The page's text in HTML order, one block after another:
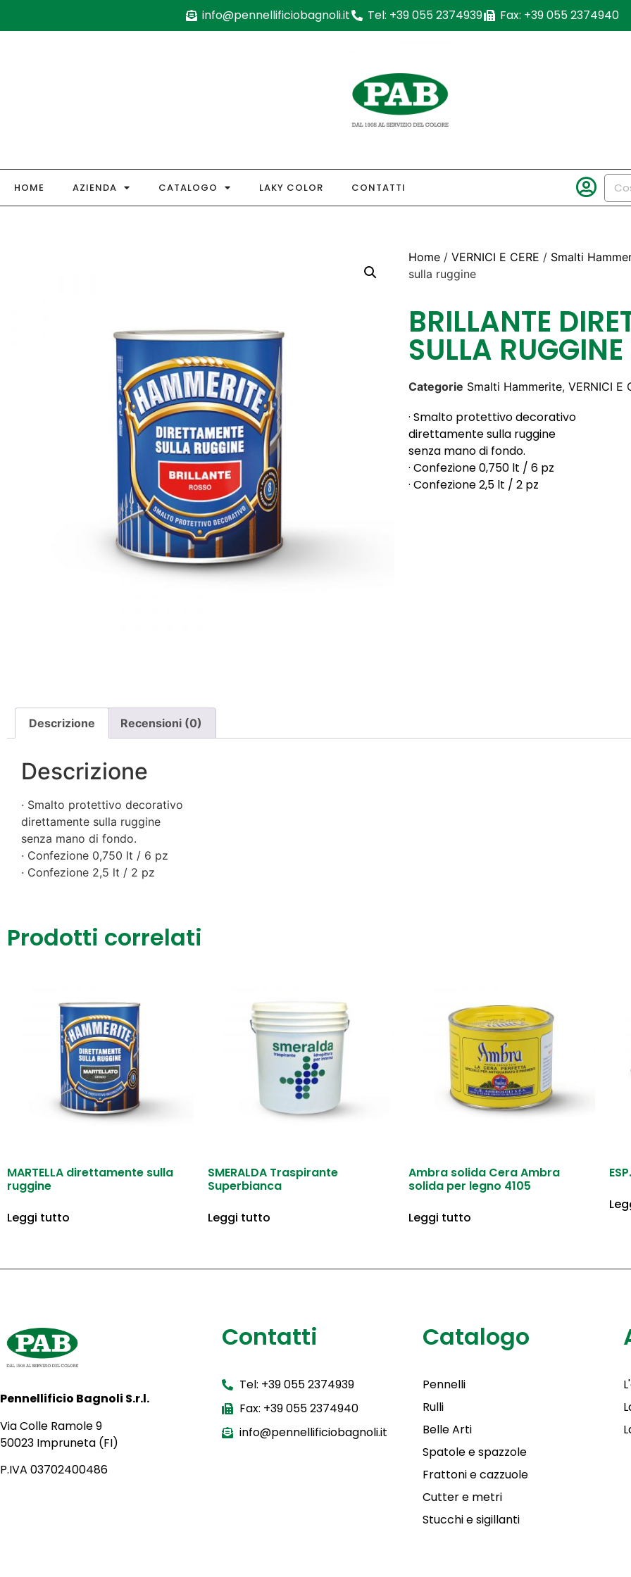
info@pennellificiobagnoli.it Tel: +39 055 2374939 Fax: +39 055 2374940
HOME AZIENDA CATALOGO LAKY COLOR CONTATTI
Home / VERNICI E CERE / Smalti
sulla ruggine
BRILLANTE
SULLA RUGGINE
Categorie Smalti Hammerite, VERNICI E
· Smalto protettivo decorativo
direttamente sulla ruggine
senza mano di fondo.
· Confezione 0,750 lt / 6 pz
· Confezione 2,5 lt / 2 pz
Descrizione Recensioni (0)
Descrizione
· Smalto protettivo decorativo
direttamente sulla ruggine
senza mano di fondo.
· Confezione 0,750 lt / 6 pz
· Confezione 2,5 lt / 2 pz
Prodotti correlati
MARTELLA direttamente sulla
ruggine
Leggi tutto
SMERALDA Traspirante
Superbianca
Leggi tutto
Ambra solida Cera Ambra
solida per legno 4105
Leggi tutto
Pennellificio Bagnoli S.r.l.
Via Colle Ramole 9
50023 Impruneta (FI)
P.IVA 03702400486
Contatti
Tel: +39 055 2374939
Fax: +39 055 2374940
info@pennellificiobagnoli.it
Catalogo
Pennelli
Rulli
Belle Arti
Spatole e spazzole
Frattoni e cazzuole
Cutter e metri
Stucchi e sigillanti